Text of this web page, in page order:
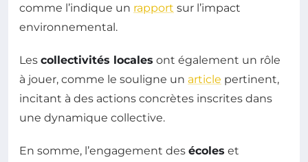
comme l’indique un rapport sur l’impact
environnemental.
Les collectivités locales ont également un rôle
à jouer, comme le souligne un article pertinent,
incitant à des actions concrètes inscrites dans
une dynamique collective.
En somme, l’engagement des écoles et